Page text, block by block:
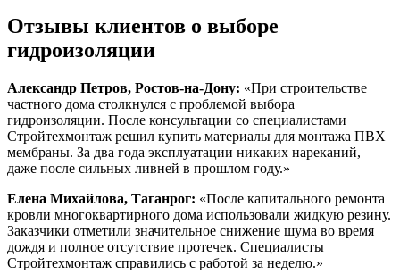
Отзывы клиентов о выборе
гидроизоляции
Александр Петров, Ростов-на-Дону: «При строительстве
частного дома столкнулся с проблемой выбора
гидроизоляции. После консультации со специалистами
Стройтехмонтаж решил купить материалы для монтажа ПВХ
мембраны. За два года эксплуатации никаких нареканий,
даже после сильных ливней в прошлом году.»
Елена Михайлова, Таганрог: «После капитального ремонта
кровли многоквартирного дома использовали жидкую резину.
Заказчики отметили значительное снижение шума во время
дождя и полное отсутствие протечек. Специалисты
Стройтехмонтаж справились с работой за неделю.»